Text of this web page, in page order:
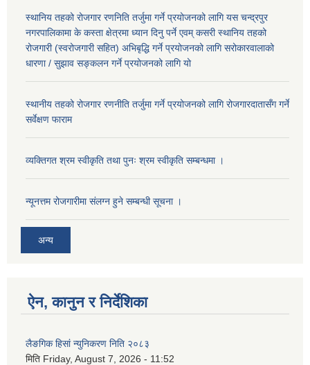
स्थानिय तहको रोजगार रणनिति तर्जुमा गर्ने प्रयोजनको लागि यस चन्द्रपुर
नगरपालिकामा के कस्ता क्षेत्रमा ध्यान दिनु पर्ने एवम् कसरी स्थानिय तहको
रोजगारी (स्वरोजगारी सहित) अभिबृद्धि गर्ने प्रयोजनको लागि सरोकारवालाको
धारणा / सुझाव सङ्कलन गर्ने प्रयोजनको लागि यो
स्थानीय तहको रोजगार रणनीति तर्जुमा गर्ने प्रयोजनको लागि रोजगारदातासँग गर्ने
सर्वेक्षण फाराम
व्यक्तिगत श्रम स्वीकृति तथा पुनः श्रम स्वीकृति सम्बन्धमा ।
न्यूनत्तम रोजगारीमा संलग्न हुने सम्बन्धी सूचना ।
अन्य
ऐन, कानुन र निर्देशिका
लैङगिक हिसां न्युनिकरण निति २०८३
मिति Friday, August 7, 2026 - 11:52